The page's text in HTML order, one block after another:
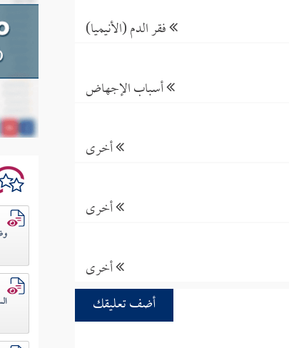
فقر الدم (الأنيميا)
أسباب الإجهاض
أخرى
أخرى
أخرى
أضف تعليقك